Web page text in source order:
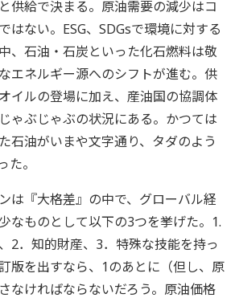
供給で決まる。原油需要の減少はコ
はない。ESG、SDGsで環境に対する
、石油・石炭といった化石燃料は敬
エネルギー源へのシフトが進む。供
イルの登場に加え、産油国の協調体
ゃぶじゃぶの状況にある。かつては
石油がいまや文字通り、タダのよう
た。
は『大格差』の中で、グローバル経
なものとして以下の3つを挙げた。1.
2．知的財産、3．特殊な技能を持っ
版を出すなら、1のあとに（但し、原
なければならないだろう。原油価格